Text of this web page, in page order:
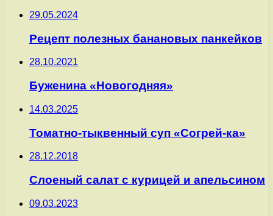
29.05.2024
Рецепт полезных банановых панкейков
28.10.2021
Буженина «Новогодняя»
14.03.2025
Томатно-тыквенный суп «Согрей-ка»
28.12.2018
Слоеный салат с курицей и апельсином
09.03.2023